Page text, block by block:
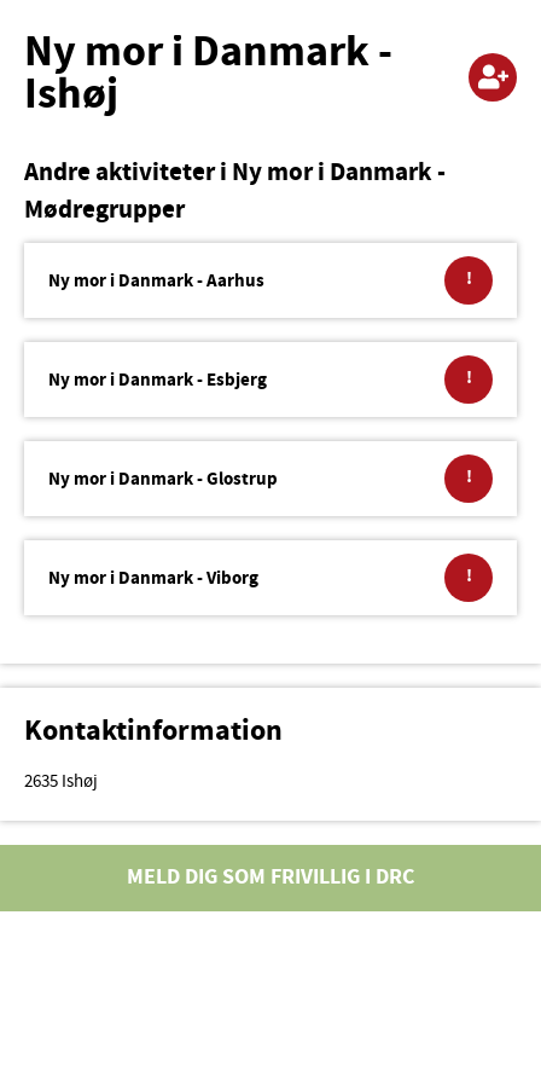
Ny mor i Danmark -
Ishøj
Andre aktiviteter i Ny mor i Danmark -
Mødregrupper
Ny mor i Danmark - Aarhus !
Ny mor i Danmark - Esbjerg !
Ny mor i Danmark - Glostrup !
Ny mor i Danmark - Viborg !
Kontaktinformation
2635 Ishøj
MELD DIG SOM FRIVILLIG I DRC